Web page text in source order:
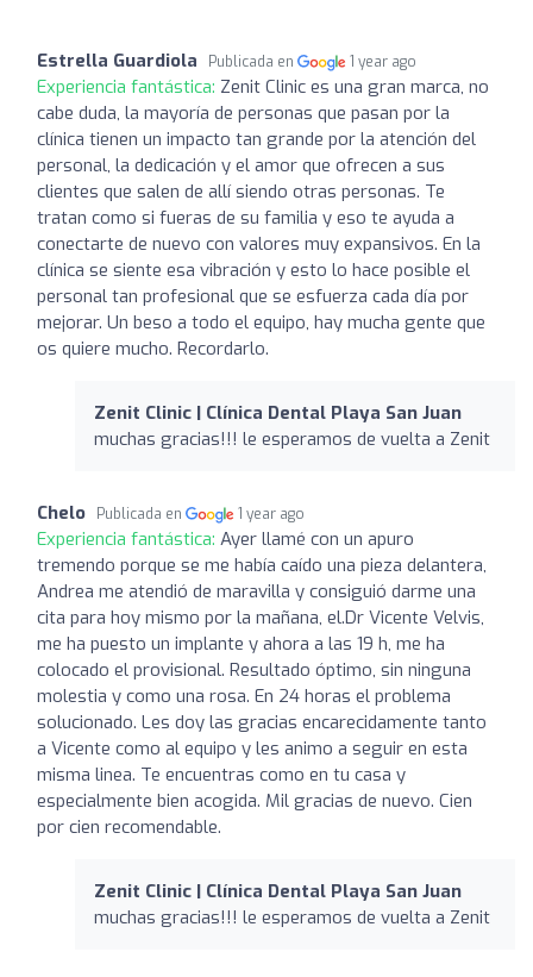
Estrella Guardiola Publicada en 1 year ago
Experiencia fantástica: Zenit Clinic es una gran marca, no
cabe duda, la mayoría de personas que pasan por la
clínica tienen un impacto tan grande por la atención del
personal, la dedicación y el amor que ofrecen a sus
clientes que salen de allí siendo otras personas. Te
tratan como si fueras de su familia y eso te ayuda a
conectarte de nuevo con valores muy expansivos. En la
clínica se siente esa vibración y esto lo hace posible el
personal tan profesional que se esfuerza cada día por
mejorar. Un beso a todo el equipo, hay mucha gente que
os quiere mucho. Recordarlo.
Zenit Clinic | Clínica Dental Playa San Juan
muchas gracias!!! le esperamos de vuelta a Zenit
Chelo Publicada en 1 year ago
Experiencia fantástica: Ayer llamé con un apuro
tremendo porque se me había caído una pieza delantera,
Andrea me atendió de maravilla y consiguió darme una
cita para hoy mismo por la mañana, el.Dr Vicente Velvis,
me ha puesto un implante y ahora a las 19 h, me ha
colocado el provisional. Resultado óptimo, sin ninguna
molestia y como una rosa. En 24 horas el problema
solucionado. Les doy las gracias encarecidamente tanto
a Vicente como al equipo y les animo a seguir en esta
misma linea. Te encuentras como en tu casa y
especialmente bien acogida. Mil gracias de nuevo. Cien
por cien recomendable.
Zenit Clinic | Clínica Dental Playa San Juan
muchas gracias!!! le esperamos de vuelta a Zenit